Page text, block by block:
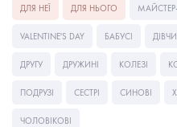
ДЛЯ НЕЇ ДЛЯ НЬОГО
VALENTINE'S DAY БАБУСІ
ДРУГУ ДРУЖИНІ КОЛЕЗІ
ПОДРУЗІ СЕСТРІ СИНОВІ
ЧОЛОВІКОВІ